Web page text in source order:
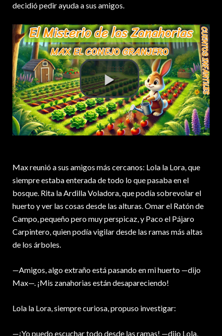
decidió pedir ayuda a sus amigos.
Max reunió a sus amigos más cercanos: Lola la Lora, que
siempre estaba enterada de todo lo que pasaba en el
bosque. Rita la Ardilla Voladora, que podía sobrevolar el
huerto y ver las cosas desde las alturas. Omar el Ratón de
Campo, pequeño pero muy perspicaz, y Paco el Pájaro
Carpintero, quien podía vigilar desde las ramas más altas
de los árboles.
—Amigos, algo extraño está pasando en mi huerto —dijo
Max—. ¡Mis zanahorias están desapareciendo!
Lola la Lora, siempre curiosa, propuso investigar:
—¡Yo puedo escuchar todo desde las ramas! —dijo Lola,